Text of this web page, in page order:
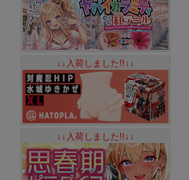
↓↓入荷しました!!↓↓
↓↓入荷しました!!↓↓